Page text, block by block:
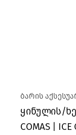
ბარის
ყინულის/
COMAS | ICE